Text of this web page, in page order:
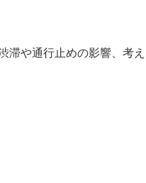
滞や通行止めの影響、考